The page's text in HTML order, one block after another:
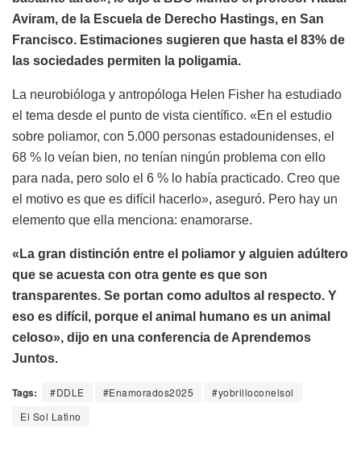
Aviram, de la Escuela de Derecho Hastings, en San
Francisco. Estimaciones sugieren que hasta el 83% de
las sociedades permiten la poligamia.
La neurobióloga y antropóloga Helen Fisher ha estudiado
el tema desde el punto de vista científico. «En el estudio
sobre poliamor, con 5.000 personas estadounidenses, el
68 % lo veían bien, no tenían ningún problema con ello
para nada, pero solo el 6 % lo había practicado. Creo que
el motivo es que es difícil hacerlo», aseguró. Pero hay un
elemento que ella menciona: enamorarse.
«La gran distinción entre el poliamor y alguien adúltero
que se acuesta con otra gente es que son
transparentes. Se portan como adultos al respecto. Y
eso es difícil, porque el animal humano es un animal
celoso», dijo en una conferencia de Aprendemos
Juntos.
Tags: #DDLE #Enamorados2025
#yobrilloconelsol
El Sol Latino